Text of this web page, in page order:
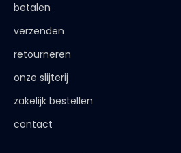
betalen
verzenden
retourneren
onze slijterij
zakelijk bestellen
contact